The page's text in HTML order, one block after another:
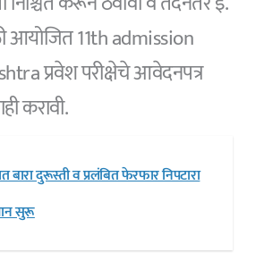
आयोजित 11th admission
प्रवेश परीक्षेचे आवेदनपत्र
करावी.
बारा दुरूस्ती व प्रलंबित फेरफार निपटारा
सुरू